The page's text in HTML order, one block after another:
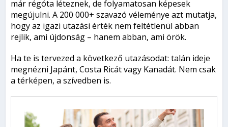
már régóta léteznek, de folyamatosan képesek
megújulni. A 200 000+ szavazó véleménye azt mutatja,
hogy az igazi utazási érték nem feltétlenül abban
rejlik, ami újdonság – hanem abban, ami örök.
Ha te is tervezed a következő utazásodat: talán ideje
megnézni Japánt, Costa Ricát vagy Kanadát. Nem csak
a térképen, a szívedben is.